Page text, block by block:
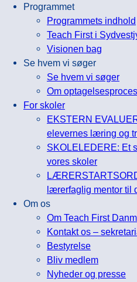
Programmet
Programmets indhold
Teach First i
Visionen bag
Se hvem vi søger
Se hvem vi søger
Om
For skoler
EKSTERN
elevernes læring og
SKOLELEDERE: Et
vores skoler
lærerfaglig mentor til
Om os
Om Teach First
Kontakt os –
Bestyrelse
Bliv medlem
Nyheder og presse